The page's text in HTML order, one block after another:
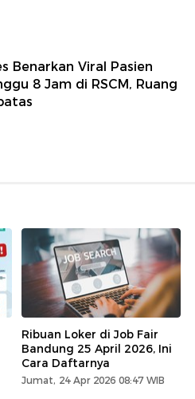
Benarkan Viral Pasien
8 Jam di RSCM, Ruang
Ribuan Loker di Job Fair
Bandung 25 April 2026, Ini
Cara Daftarnya
Jumat, 24 Apr 2026 08:47 WIB